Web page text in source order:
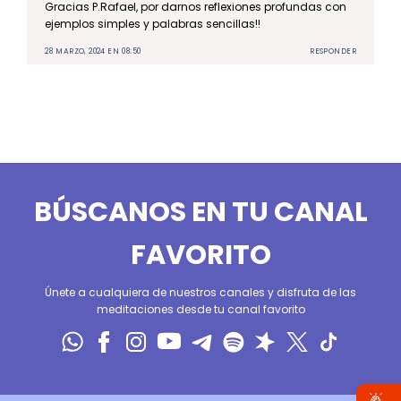
Gracias P.Rafael, por darnos reflexiones profundas con
ejemplos simples y palabras sencillas!!
28 MARZO, 2024 EN 08:50 RESPONDER
BÚSCANOS EN TU CANAL
FAVORITO
Únete a cualquiera de nuestros canales y disfruta de las
meditaciones desde tu canal favorito